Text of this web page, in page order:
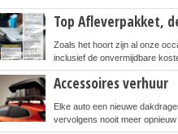
Top Afleverpakket,
Zoals het hoort zijn al onze
inclusief de onvermijdbare
Accessoires verhuur
Elke auto een nieuwe
vervolgens nooit meer opnieuw